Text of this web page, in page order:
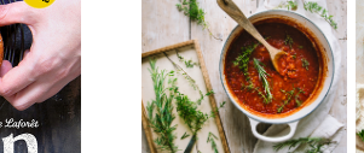
Sauce tomate smoky